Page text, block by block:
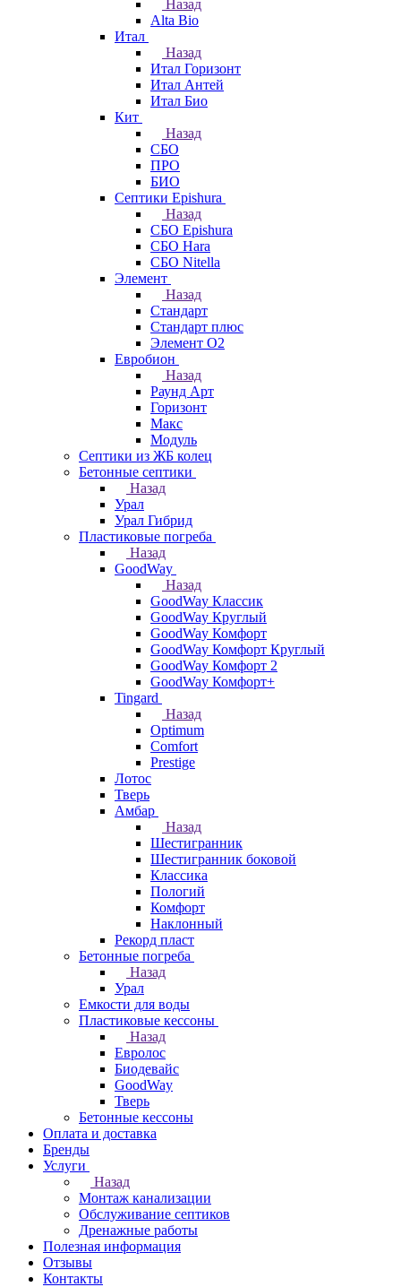
Назад
Alta Bio
Итал
Назад
Итал Горизонт
Итал Антей
Итал Био
Кит
Назад
СБО
ПРО
БИО
Септики Epishura
Назад
СБО Epishura
СБО Hara
СБО Nitella
Элемент
Назад
Стандарт
Стандарт плюс
Элемент О2
Евробион
Назад
Раунд Арт
Горизонт
Макс
Модуль
Септики из ЖБ колец
Бетонные септики
Назад
Урал
Урал Гибрид
Пластиковые погреба
Назад
GoodWay
Назад
GoodWay Классик
GoodWay Круглый
GoodWay Комфорт
GoodWay Комфорт Круглый
GoodWay Комфорт 2
GoodWay Комфорт+
Tingard
Назад
Optimum
Comfort
Prestige
Лотос
Тверь
Амбар
Назад
Шестигранник
Шестигранник боковой
Классика
Пологий
Комфорт
Наклонный
Рекорд пласт
Бетонные погреба
Назад
Урал
Емкости для воды
Пластиковые кессоны
Назад
Евролос
Биодевайс
GoodWay
Тверь
Бетонные кессоны
Оплата и доставка
Бренды
Услуги
Назад
Монтаж канализации
Обслуживание септиков
Дренажные работы
Полезная информация
Отзывы
Контакты